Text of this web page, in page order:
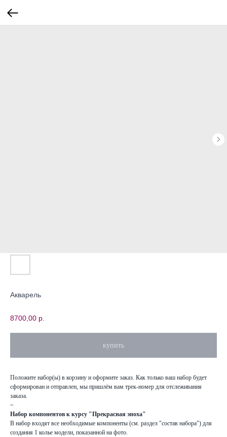
Акварель
8700,00 р.
купить
Положите набор(ы) в корзину и оформите заказ. Как только ваш набор будет
сформирован и отправлен, мы пришлём вам трек-номер для отслеживания
заказа.
~
Набор компонентов к курсу "Прекрасная эпоха"
В набор входят все необходимые компоненты (см. раздел "состав набора") для
создания 1 колье модели, показанной на фото.